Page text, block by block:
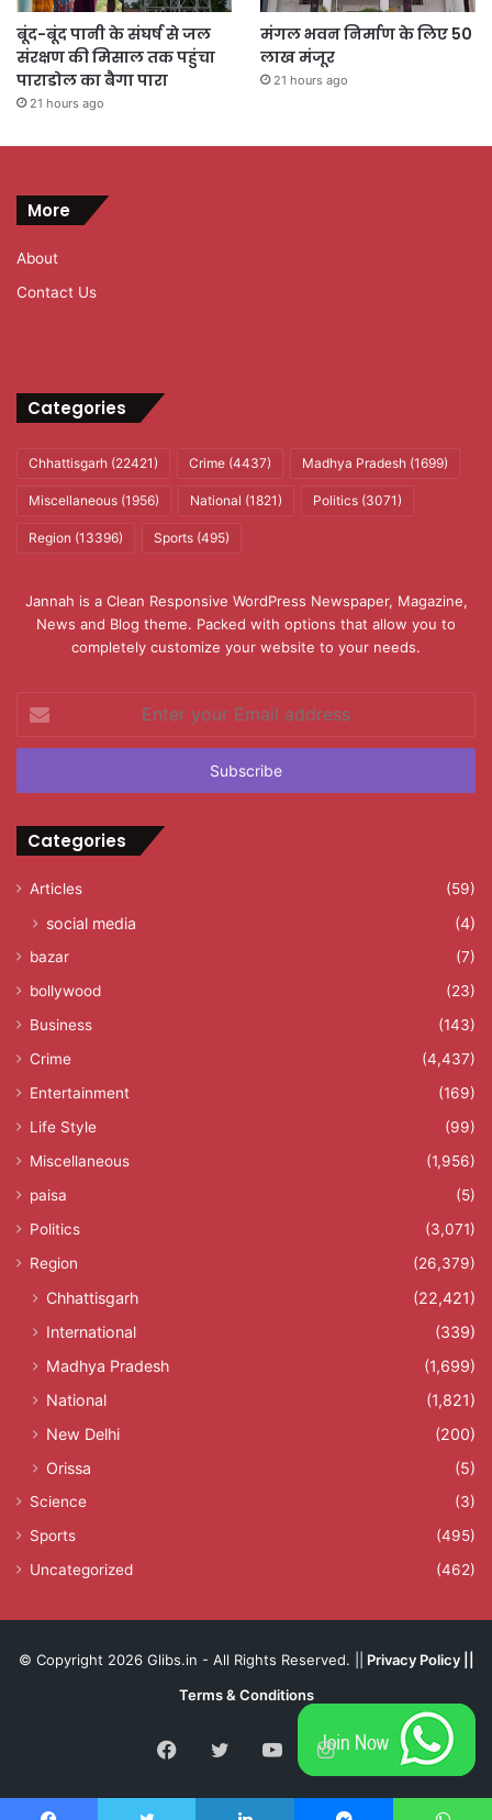
बूंद-बूंद पानी के संघर्ष से जल
संरक्षण की मिसाल तक पहुंचा
पाराडोल का बैगा पारा
21 hours ago
मंगल भवन निर्माण के लिए 50
लाख मंजूर
21 hours ago
More
About
Contact Us
Categories
Chhattisgarh (22421) Crime (4437) Madhya Pradesh (1699)
Miscellaneous (1956) National (1821) Politics (3071)
Region (13396) Sports (495)
Jannah is a Clean Responsive WordPress Newspaper, Magazine,
News and Blog theme. Packed with options that allow you to
completely customize your website to your needs.
your
Email
Categories
Articles (59)
social media (4)
bazar
(7)
bollywood
(23)
Business
(143)
Crime
(4,437)
Entertainment
(169)
Life Style
(99)
Miscellaneous
(1,956)
paisa
(5)
Politics
(3,071)
Region
(26,379)
Chhattisgarh
(22,421)
International
(339)
Madhya Pradesh
(1,699)
National
(1,821)
New Delhi
(200)
Orissa
(5)
Science
(3)
Sports
(495)
Uncategorized
(462)
© Copyright 2026 Glibs.in - All Rights Reserved. || Privacy Policy||
Terms & Conditions
Facebook
TwitterYouTubeInstagram